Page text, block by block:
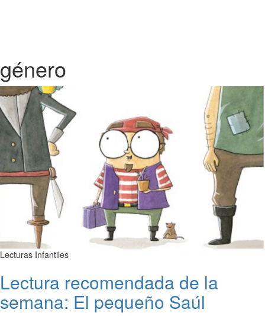
género
Lecturas Infantiles
Lectura recomendada de la
semana: El pequeño Saúl